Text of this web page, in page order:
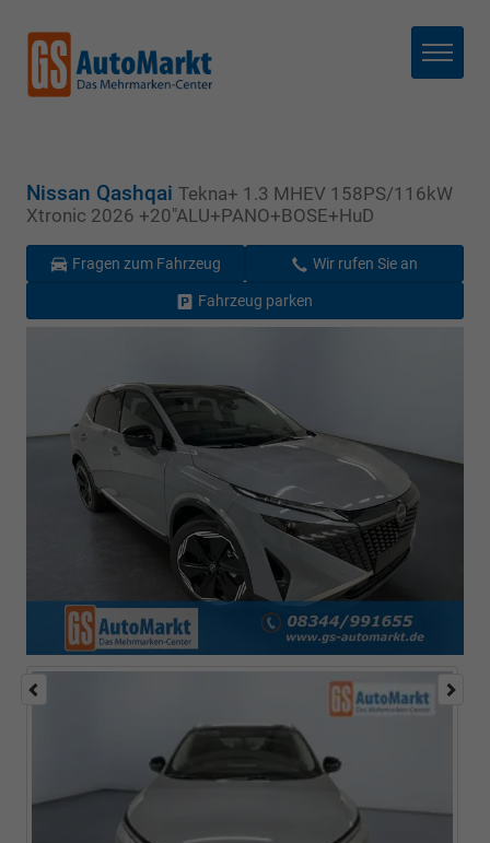
Menü
Nissan Qashqai Tekna+ 1.3 MHEV 158PS/116kW
Xtronic 2026 +20"ALU+PANO+BOSE+HuD
Fragen zum Fahrzeug Wir rufen Sie an
Fahrzeug parken